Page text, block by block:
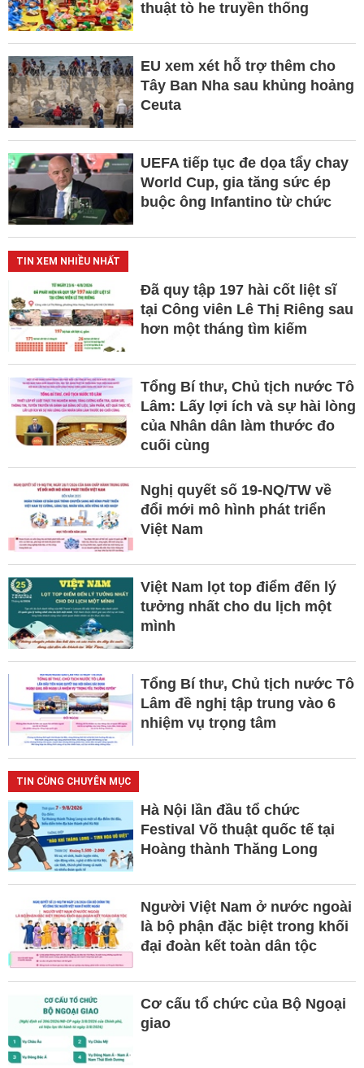
thuật tò he truyền thống
EU xem xét hỗ trợ thêm cho
Tây Ban Nha sau khủng hoảng
Ceuta
UEFA tiếp tục đe dọa tẩy chay
World Cup, gia tăng sức ép
buộc ông Infantino từ chức
TIN XEM NHIỀU NHẤT
Đã quy tập 197 hài cốt liệt sĩ
tại Công viên Lê Thị Riêng sau
hơn một tháng tìm kiếm
Tổng Bí thư, Chủ tịch nước Tô
Lâm: Lấy lợi ích và sự hài lòng
của Nhân dân làm thước đo
cuối cùng
Nghị quyết số 19-NQ/TW về
đổi mới mô hình phát triển
Việt Nam
Việt Nam lọt top điểm đến lý
tưởng nhất cho du lịch một
mình
Tổng Bí thư, Chủ tịch nước Tô
Lâm đề nghị tập trung vào 6
nhiệm vụ trọng tâm
TIN CÙNG CHUYÊN MỤC
Hà Nội lần đầu tổ chức
Festival Võ thuật quốc tế tại
Hoàng thành Thăng Long
Người Việt Nam ở nước ngoài
là bộ phận đặc biệt trong khối
đại đoàn kết toàn dân tộc
Cơ cấu tổ chức của Bộ Ngoại
giao